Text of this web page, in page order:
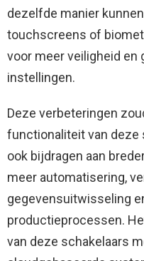
dezelfde manier
touchscreens of
voor meer veiligheid en
instellingen.
Deze verbeteringen
functionaliteit van deze
ook bijdragen aan
meer automatisering,
gegevensuitwisseling
productieprocessen.
van deze schakelaars